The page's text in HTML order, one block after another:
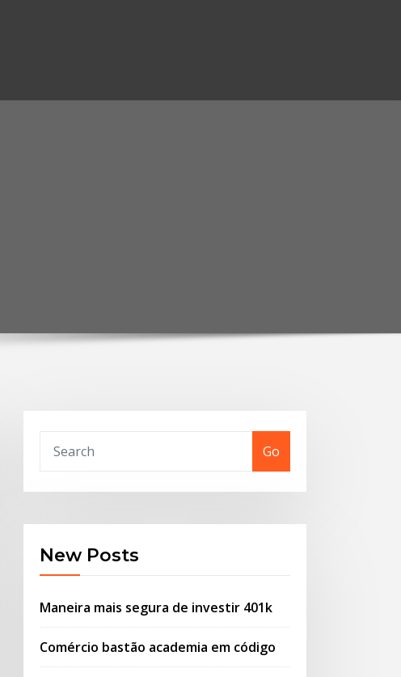
Go
New Posts
Maneira mais segura de investir 401k
Comércio bastão academia em código